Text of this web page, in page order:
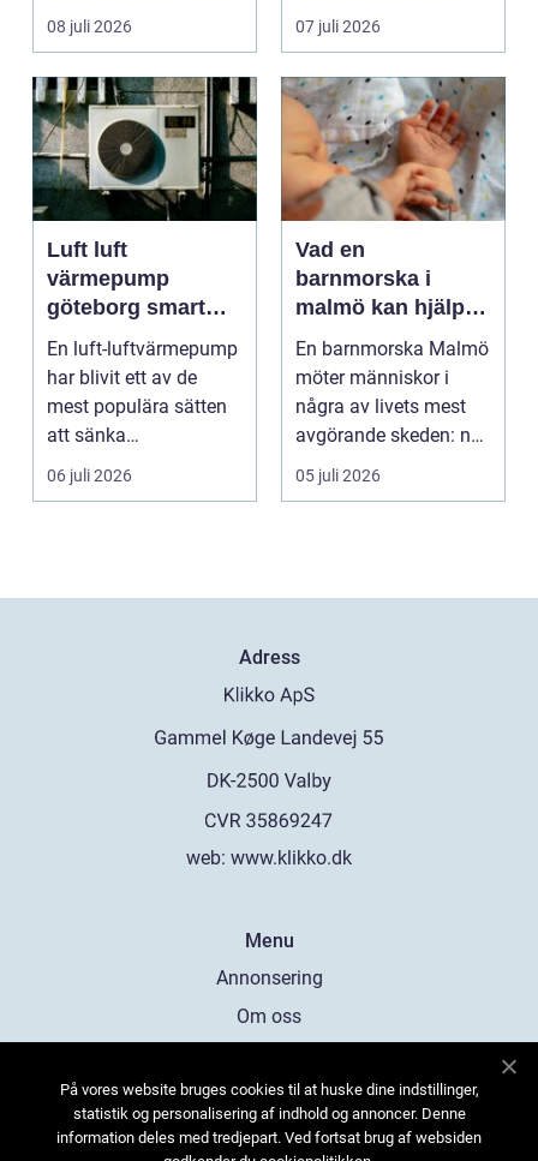
många bilägare i oc...
08 juli 2026
frågor få svar: var ska
b...
07 juli 2026
Luft luft
värmepump
göteborg smart
värme för
kustklimat
En luft-luftvärmepump
har blivit ett av de
mest populära sätten
att sänka
uppvärmningskostnad
er och ...
06 juli 2026
Vad en
barnmorska i
malmö kan hjälpa
till med genom
livets olika faser
En barnmorska Malmö
möter människor i
några av livets mest
avgörande skeden: när
en graviditet plane...
05 juli 2026
Adress
web: www.klikko.dk
Menu
Annonsering
Om oss
Kontakta oss
Sitemap
På vores website bruges cookies til at huske dine indstillinger,
statistik og personalisering af indhold og annoncer. Denne
information deles med tredjepart. Ved fortsat brug af websiden